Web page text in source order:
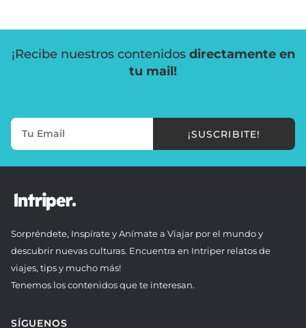
¡Recibe nuestros contenidos directamente en
tu mail!
¡SUSCRIBITE!
Sorpréndete, Inspírate y Anímate a Viajar por el mundo y
descubrir nuevas culturas. Encuentra en Intriper relatos de
viajes, tips y mucho más!
Tenemos los contenidos que te interesan.
SÍGUENOS